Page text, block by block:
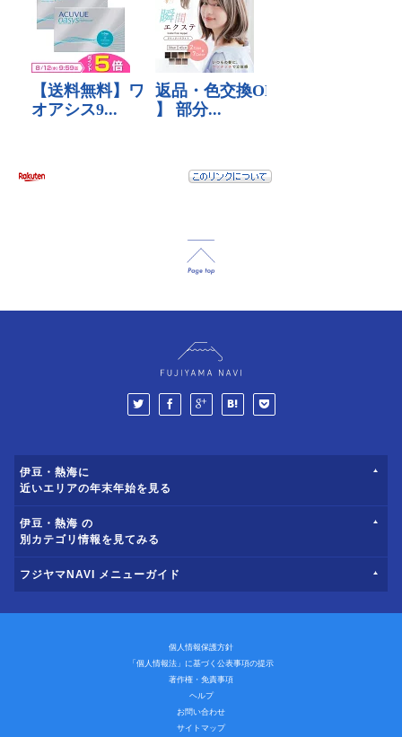
伊豆・熱海に
近いエリアの年末年始を見る
伊豆・熱海 の
別カテゴリ情報を見てみる
フジヤマNAVI メニューガイド
個人情報保護方針
「個人情報法」に基づく公表事項の提示
著作権・免責事項
ヘルプ
お問い合わせ
サイトマップ